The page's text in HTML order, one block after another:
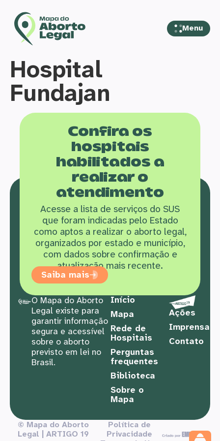
Menu
Hospital
Fundajan
Confira os
hospitais
habilitados a
realizar o
atendimento
Acesse a lista de serviços do SUS
que foram indicadas pelo Estado
como aptos a realizar o aborto legal,
organizados por estado e município,
com dados sobre confirmação e
atualização mais recente.
Saiba mais
O Mapa do Aborto
Legal existe para
garantir informação
segura e acessível
sobre o aborto
previsto em lei no
Brasil.
Início
Mapa
Rede de
Hospitais
Perguntas
frequentes
Biblioteca
Sobre o
Mapa
Ações
Imprensa
Contato
© Mapa do Aborto
Legal | ARTIGO 19
Política de
Privacidade